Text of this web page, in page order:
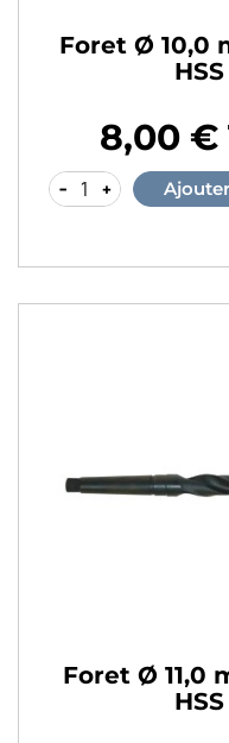
Foret Ø 10,0
HSS
8,00 €
- +
Foret Ø 11,0
HSS